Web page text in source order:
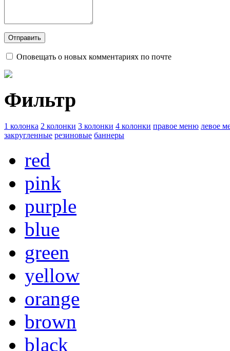
Оповещать о новых комментариях по почте
Фильтр
1 колонка 2 колонки 3 колонки 4 колонки правое меню левое
закругленные резиновые баннеры
red
pink
purple
blue
green
yellow
orange
brown
black